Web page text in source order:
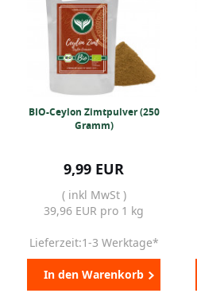
BIO-Ceylon Zimtpulver (250
Gramm)
9,99 EUR
( inkl MwSt )
39,96 EUR pro 1 kg
Lieferzeit:1-3 Werktage*
In den Warenkorb